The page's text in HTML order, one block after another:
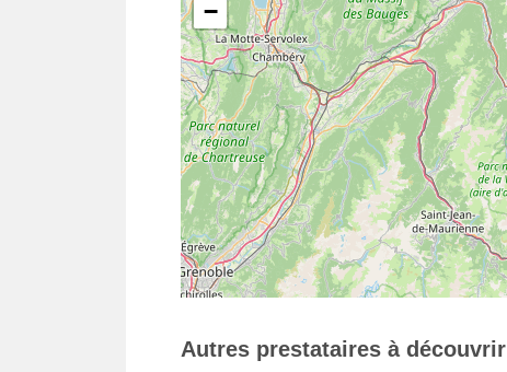
−
Autres prestataires à découvrir